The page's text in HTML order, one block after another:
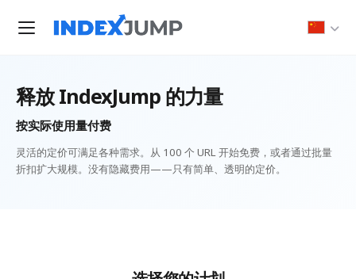
释放 IndexJump 的力量
按实际使用量付费
灵活的定价可满足各种需求。从 100 个 URL 开始免费，或者通过批量
折扣扩大规模。没有隐藏费用——只有简单、透明的定价。